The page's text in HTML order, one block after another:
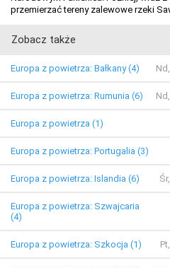
przemierzać tereny zalewowe rzeki
Zobacz także
Europa z powietrza: Bałkany (4)
Europa z powietrza: Rumunia (6)
Europa z powietrza (1)
Europa z powietrza: Portugalia (3)
Europa z powietrza: Islandia (6)
Europa z powietrza: Szwajcaria
(4)
Europa z powietrza: Szkocja (1)